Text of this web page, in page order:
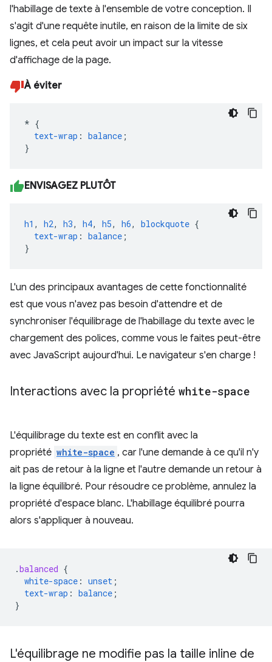
l'habillage de texte à l'ensemble de votre conception. Il
s'agit d'une requête inutile, en raison de la limite de six
lignes, et cela peut avoir un impact sur la vitesse
d'affichage de la page.
À éviter
* {
text-wrap : balance ;
}
ENVISAGEZ PLUTÔT
h1 , h2, h3, h4, h5, h6, blockquote {
text-wrap : balance ;
}
L'un des principaux avantages de cette fonctionnalité
est que vous n'avez pas besoin d'attendre et de
synchroniser l'équilibrage de l'habillage du texte avec le
chargement des polices, comme vous le faites peut-être
avec JavaScript aujourd'hui. Le navigateur s'en charge !
Interactions avec la propriété white-space
L'équilibrage du texte est en conflit avec la
propriété white-space , car l'une demande à ce qu'il n'y
ait pas de retour à la ligne et l'autre demande un retour à
la ligne équilibré. Pour résoudre ce problème, annulez la
propriété d'espace blanc. L'habillage équilibré pourra
alors s'appliquer à nouveau.
.balanced {
white-space : unset ;
text-wrap : balance ;
}
L'équilibrage ne modifie pas la taille inline de